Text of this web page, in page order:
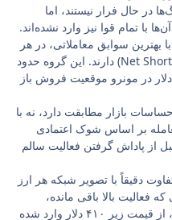
در حال فرار نیستند، اما
با تمام قوا نیز وارد نشده‌اند.
سوابق معاملاتی، در هر
دو ارز دیجیتال موقعیت خالص فروش (Net Short) دارند. این گروه حدود
در زی‌کش و ۱ میلیون دلار در مونرو موقعیت فروش باز
بازار مطابقت دارد، نه با
بر اساس شوک اعتمادی
پاداش گرفتن فعالیت سالم
دقیقاً با تصویر شبکه هر ارز
بالا باقی مانده،
نهنگ‌هایی که موقعیت لانگ باز کرده‌اند، از قیمت زیر ۴۱۰ دلار وارد شده